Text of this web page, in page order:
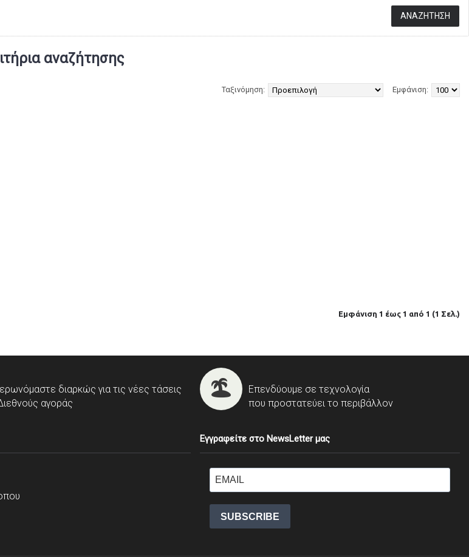
αναζήτησης
Εμφάνιση:
Ταξινόμηση:
Εμφάνιση 1 έως 1 από 1 (1 Σελ.)
διαρκώς για τις νέες τάσεις
αγοράς
Επενδύουμε σε τεχνολογία
που προστατεύει το περιβάλλον
Εγγραφείτε στο NewsLetter μας
SUBSCRIBE